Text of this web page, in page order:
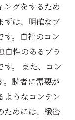
ングをするため
ずは、明確なブ
す。自社のコン
自性のあるブラ
す。 また、コン
。読者に需要が
ようなコンテン
ためには、緻密